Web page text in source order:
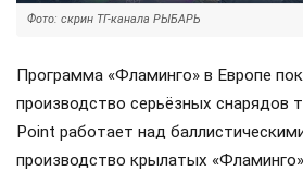
Фото: скрин ТГ-канала РЫБАРЬ
Программа «Фламинго» в Европе
производство серьёзных снарядов
Point работает над
производство крылатых